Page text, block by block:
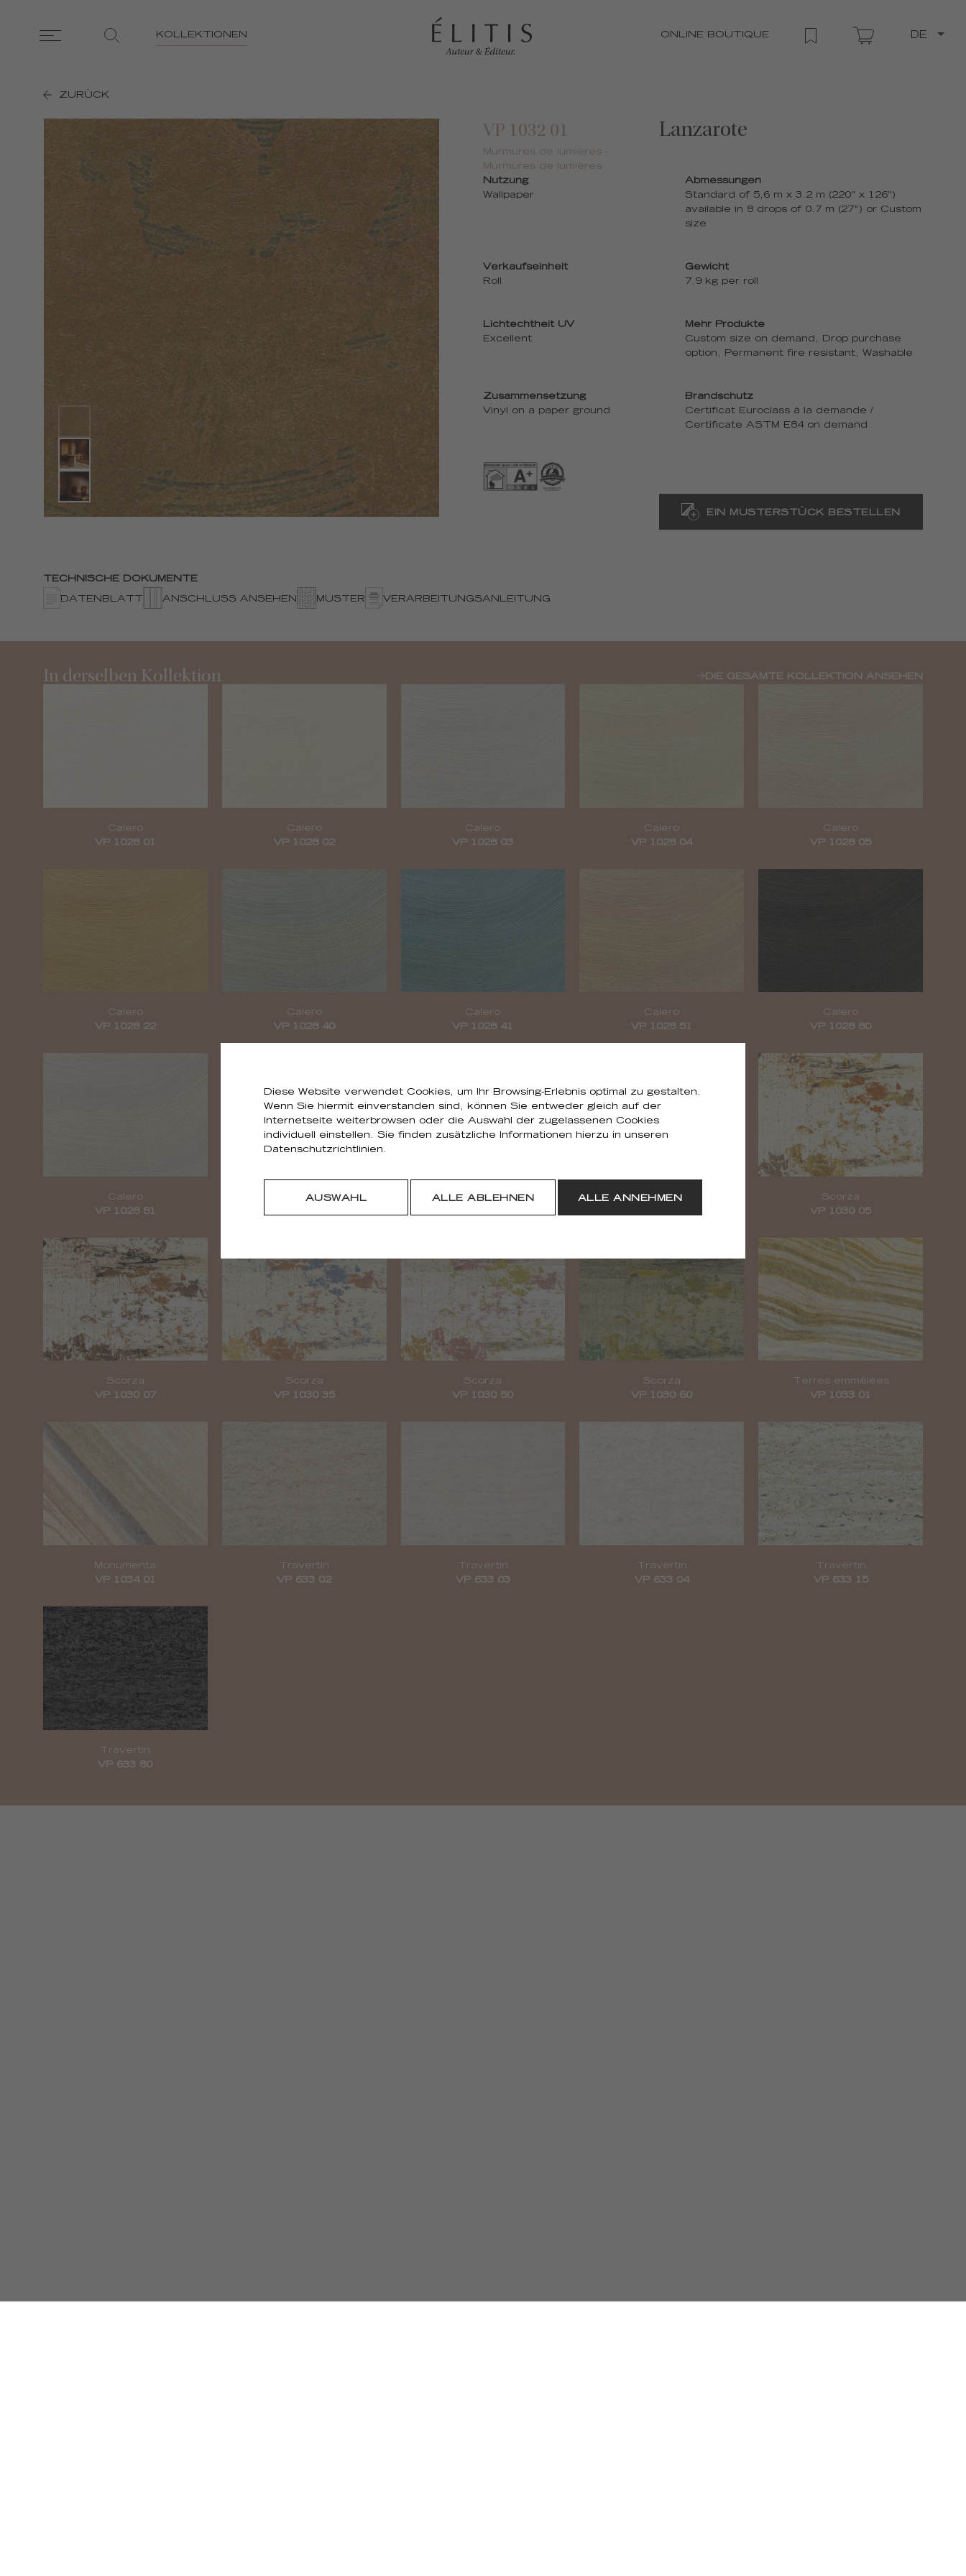
KOLLEKTIONEN ONLINE BOUTIQUE DE
ZURÜCK
VP 1032 01
Murmures de lumières -
Murmures de lumières
Lanzarote
Nutzung
Wallpaper
Abmessungen
Standard of 5,6 m x 3.2 m (220'' x 126'')
available in 8 drops of 0.7 m (27") or Custom
size
Verkaufseinheit
Roll
Gewicht
7.9 kg per roll
Lichtechtheit UV
Excellent
Mehr Produkte
Custom size on demand, Drop purchase
option, Permanent fire resistant, Washable
Zusammensetzung
Vinyl on a paper ground
Brandschutz
Certificat Euroclass à la demande /
Certificate ASTM E84 on demand
EIN MUSTERSTÜCK BESTELLEN
TECHNISCHE DOKUMENTE
DATENBLATT ANSCHLUSS ANSEHEN MUSTER VERARBEITUNGSANLEITUNG
In derselben Kollektion DIE GESAMTE KOLLEKTION ANSEHEN
Calero
VP 1028 01
Calero
VP 1028 02
Calero
VP 1028 03
Calero
VP 1028 04
Calero
VP 1028 05
Calero
VP 1028 22
Calero
VP 1028 40
Calero
VP 1028 41
Calero
VP 1028 51
Calero
VP 1028 80
Calero
VP 1028 81
Calero metal
Calero metal
Scorza
Scorza
VP 1030 05
Scorza
VP 1030 07
Scorza
VP 1030 35
Scorza
VP 1030 50
Scorza
VP 1030 60
Terres emmêlées
VP 1033 01
Monumenta
VP 1034 01
Travertin
VP 633 02
Travertin
VP 633 03
Travertin
VP 633 04
Travertin
VP 633 15
Travertin
VP 633 80
Diese Website verwendet Cookies, um Ihr Browsing-Erlebnis optimal zu gestalten.
Wenn Sie hiermit einverstanden sind, können Sie entweder gleich auf der
Internetseite weiterbrowsen oder die Auswahl der zugelassenen Cookies
individuell einstellen. Sie finden zusätzliche Informationen hierzu in unseren
Datenschutzrichtlinien.
AUSWAHL ALLE ABLEHNEN ALLE ANNEHMEN